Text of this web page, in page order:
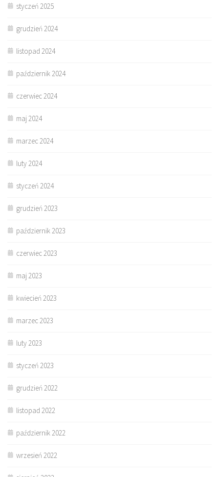
styczeń 2025
grudzień 2024
listopad 2024
październik 2024
czerwiec 2024
maj 2024
marzec 2024
luty 2024
styczeń 2024
grudzień 2023
październik 2023
czerwiec 2023
maj 2023
kwiecień 2023
marzec 2023
luty 2023
styczeń 2023
grudzień 2022
listopad 2022
październik 2022
wrzesień 2022